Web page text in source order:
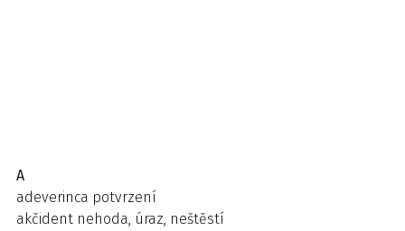
A
adeverinca potvrzení
akčident nehoda, úraz, neštěstí